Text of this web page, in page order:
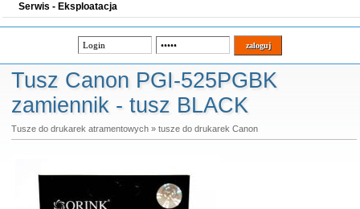
Serwis - Eksploatacja
Tusz Canon PGI-525PGBK
zamiennik - tusz BLACK
Tusze do drukarek atramentowych» tusze do drukarek Canon